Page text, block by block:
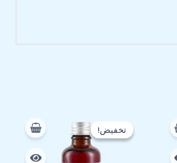
تخفيض!
تخفيض!الأصلي
هو:
145 EGP.
الحالي
هو:
112 EGP.